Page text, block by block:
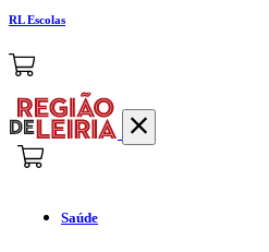
RL Escolas
Saúde